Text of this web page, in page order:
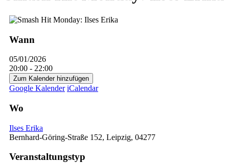
Wann
05/01/2026
20:00 - 22:00
Zum Kalender hinzufügen
Google Kalender iCalendar
Wo
Ilses Erika
Bernhard-Göring-Straße 152, Leipzig, 04277
Veranstaltungstyp